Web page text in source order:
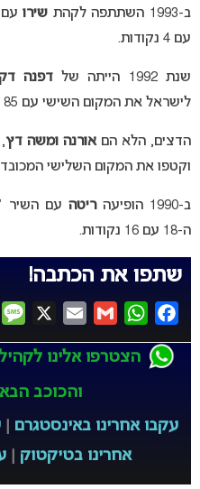
ב-1993 השתתפה לקהת שירו
עם 4 נקודות.
שנת 1992 הייתה של דפנה
לישראל את המקום השישי עם 85 נקודות.
הדצים, הלא הםאורנה ומשה דץ
וקטפו את המקום השלישי המכובד עם 139
ב-1990 הופיעה ריטה עם השיר
ה-18 עם 16 נקודות.
שתפו את הכתבה!
Facebook
WhatsApp
Gmail
Email
הצטרפו אלינו
והכוכב
עקבו אחרינו באינסטגרם
אחרינו בטיקטוק